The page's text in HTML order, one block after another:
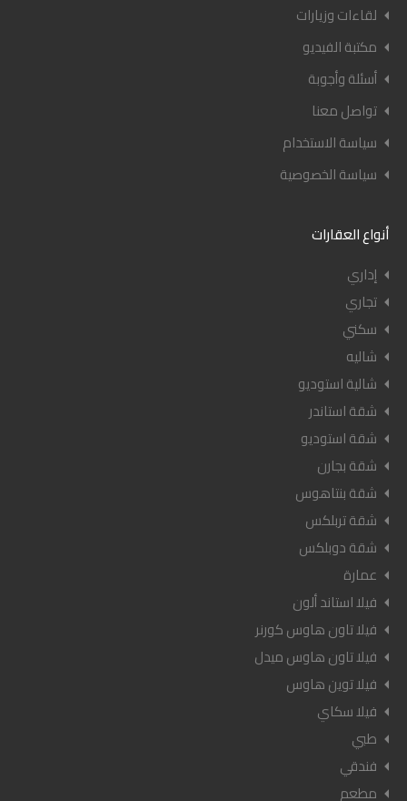
لقاءات وزيارات
مكتبة الفيديو
أسئلة وأجوبة
تواصل معنا
سياسة الاستخدام
سياسة الخصوصية
أنواع العقارات
إداري
تجاري
سكني
شاليه
شالية استوديو
شقة استاندر
شقة استوديو
شقة بجارن
شقة بنتاهوس
شقة تربلكس
شقة دوبلكس
عمارة
فيلا استاند ألون
فيلا تاون هاوس كورنر
فيلا تاون هاوس ميدل
فيلا توين هاوس
فيلا سكاي
طبي
فندقي
مطعم